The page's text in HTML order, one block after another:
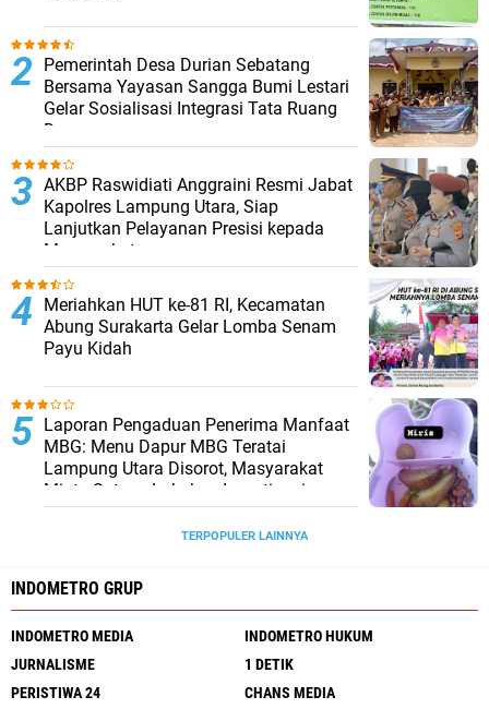
Pemerintah Desa Durian Sebatang
Bersama Yayasan Sangga Bumi Lestari
Gelar Sosialisasi Integrasi Tata Ruang
Desa
AKBP Raswidiati Anggraini Resmi Jabat
Kapolres Lampung Utara, Siap
Lanjutkan Pelayanan Presisi kepada
Masyarakat
Meriahkan HUT ke-81 RI, Kecamatan
Abung Surakarta Gelar Lomba Senam
Payu Kidah
Laporan Pengaduan Penerima Manfaat
MBG: Menu Dapur MBG Teratai
Lampung Utara Disorot, Masyarakat
Minta Satgas Lakukan Investigasi
TERPOPULER LAINNYA
INDOMETRO GRUP
INDOMETRO MEDIA
INDOMETRO HUKUM
JURNALISME
1 DETIK
PERISTIWA 24
CHANS MEDIA